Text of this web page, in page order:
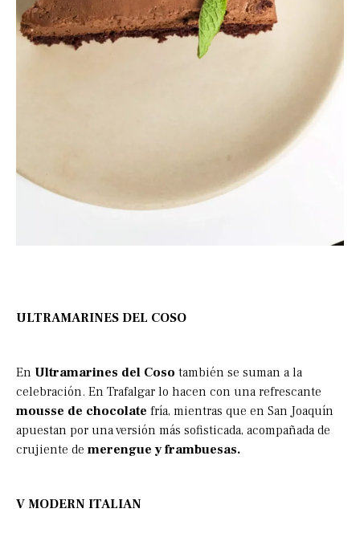
ULTRAMARINES DEL COSO
En Ultramarines del Coso también se suman a la
celebración. En Trafalgar lo hacen con una refrescante
mousse de chocolate fría, mientras que en San Joaquín
apuestan por una versión más sofisticada, acompañada de
crujiente de merengue y frambuesas.
V MODERN ITALIAN